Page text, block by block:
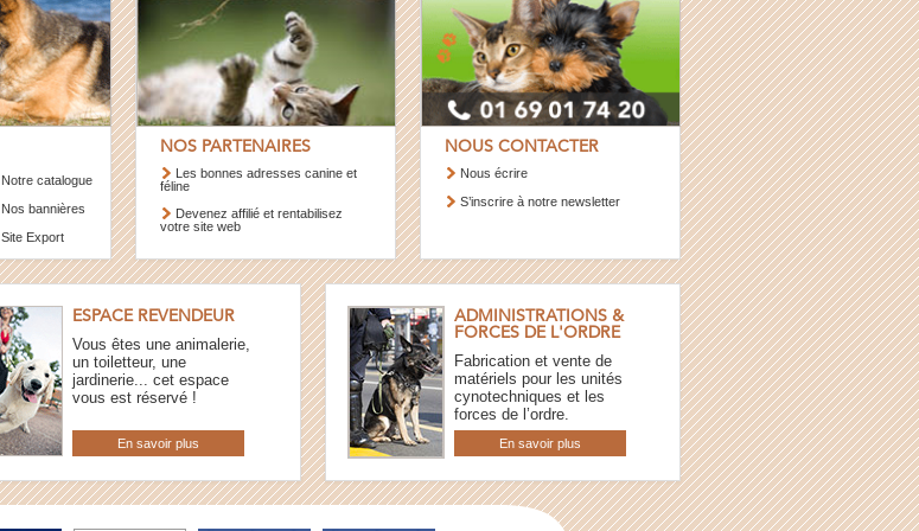
Notre catalogue
Nos bannières
Site Export
NOS PARTENAIRES
Les bonnes adresses canine et
féline
Devenez affilié et rentabilisez
votre site web
NOUS CONTACTER
Nous écrire
S’inscrire à notre newsletter
ESPACE REVENDEUR
Vous êtes une animalerie,
un toiletteur, une
jardinerie... cet espace
vous est réservé !
En savoir plus
ADMINISTRATIONS &
FORCES DE L'ORDRE
Fabrication et vente de
matériels pour les unités
cynotechniques et les
forces de l’ordre.
En savoir plus